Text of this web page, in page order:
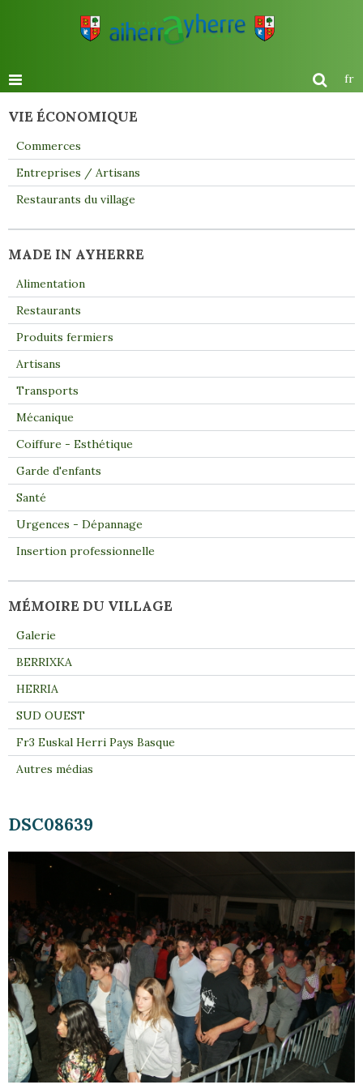
fr
DSC08639
VIE ÉCONOMIQUE
Commerces
Entreprises / Artisans
Restaurants du village
MADE IN AYHERRE
Alimentation
Restaurants
Produits fermiers
Artisans
Transports
Mécanique
Coiffure - Esthétique
Garde d'enfants
Santé
Urgences - Dépannage
Insertion professionnelle
MÉMOIRE DU VILLAGE
Galerie
BERRIXKA
HERRIA
SUD OUEST
Fr3 Euskal Herri Pays Basque
Autres médias